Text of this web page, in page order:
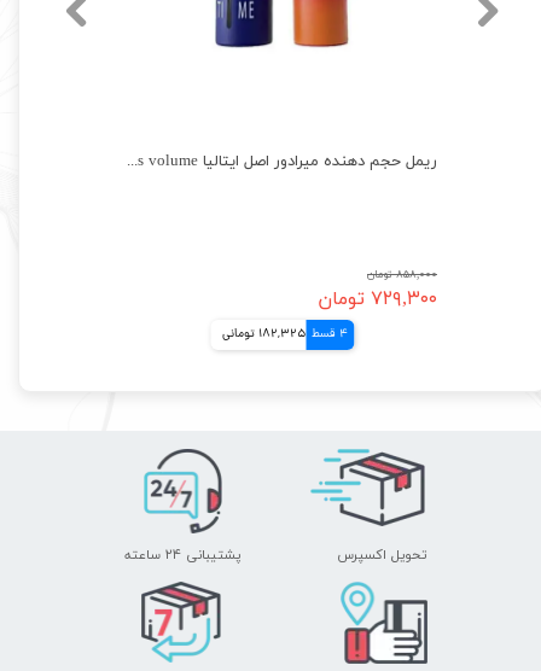
ریمل حجم دهنده میرادور اصل ایتالیا mirador fabulous volume
۸۵۸,۰۰۰ تومان
۷۲۹,۳۰۰ تومان
4 قسط 182,325 تومانی
تحویل اکسپرس پشتیبانی ۲۴ ساعته